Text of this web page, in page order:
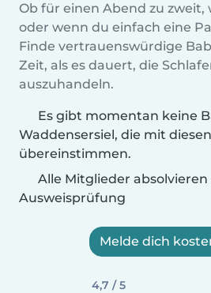
Ob für einen Abend zu
oder wenn du einfach eine
Finde vertrauenswürdige
Zeit, als es dauert, die
auszuhandeln.
Es gibt momentan keine
Waddensersiel, die mit
übereinstimmen.
Alle Mitglieder
Ausweisprüfung
Melde dich
4,7 / 5